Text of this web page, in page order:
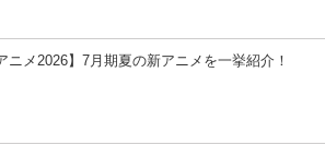
ニメ2026】7月期夏の新アニメを一挙紹介！